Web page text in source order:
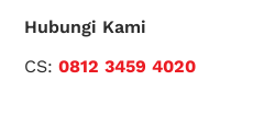
Hubungi Kami
CS:0812 3459 4020